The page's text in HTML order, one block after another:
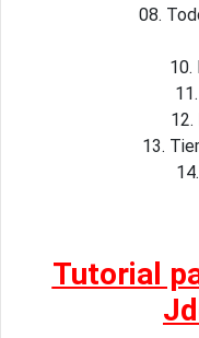
08.
10.
12.
13.
Tutorial